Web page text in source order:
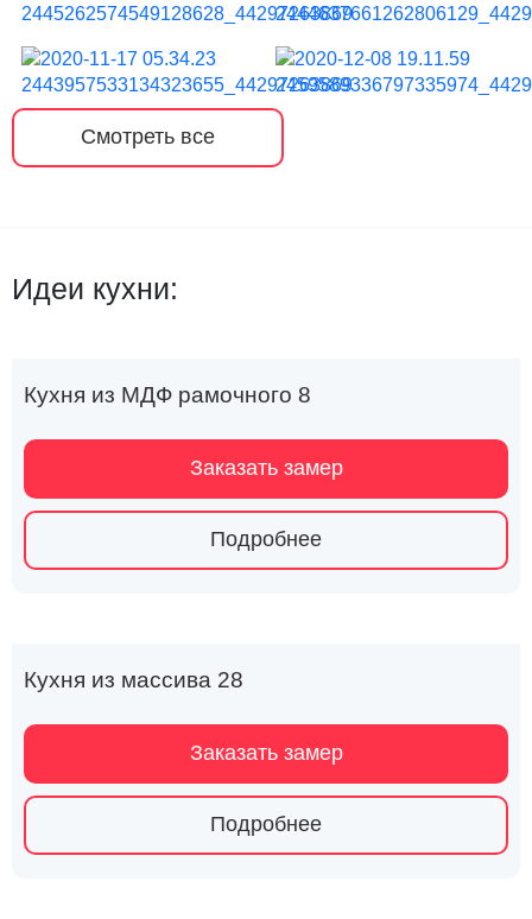
Смотреть все
Идеи кухни:
Кухня из МДФ рамочного 8
Заказать замер
Подробнее
Кухня из массива 28
Заказать замер
Подробнее